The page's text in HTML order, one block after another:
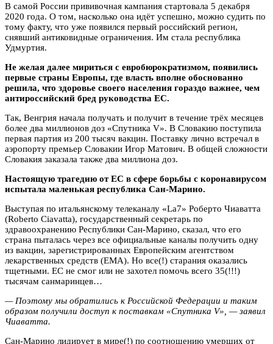
В самой России прививочная кампания стартовала 5 декабря
2020 года. О том, насколько она идёт успешно, можно судить по
тому факту, что уже появился первый российский регион,
снявший антиковидные ограничения. Им стала республика
Удмуртия.
Не желая далее мириться с евробюрократизмом, появились
первые страны Европы, где власть вполне обоснованно
решила, что здоровье своего населения гораздо важнее, чем
антироссийский бред руководства ЕС.
Так, Венгрия начала получать и получит в течение трёх месяцев
более два миллионов доз «Спутника V». В Словакию поступила
первая партия из 200 тысяч вакцин. Поставку лично встречал в
аэропорту премьер Словакии Игор Матович. В общей сложности
Словакия заказала также два миллиона доз.
Настоящую трагедию от ЕС в сфере борьбы с коронавирусом
испытала маленькая республика Сан-Марино.
Выступая по итальянскому телеканалу «La7» Роберто Чиаватта
(Roberto Ciavatta), государственный секретарь по
здравоохранению Республики Сан-Марино, сказал, что его
страна пыталась через все официальные каналы получить одну
из вакцин, зарегистрированных Европейским агентством
лекарственных средств (ЕМА). Но все(!) старания оказались
тщетными. ЕС не смог или не захотел помочь всего 35(!!!)
тысячам санмаринцев…
— Поэтому мы обратились к Российской Федерации и таким
образом получили доступ к поставкам «Спутника V», — заявил
Чиаватта.
Сан-Марино лидирует в мире(!) по соотношению умерших от